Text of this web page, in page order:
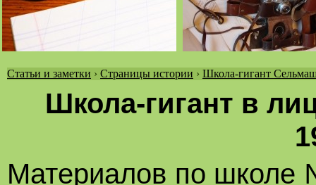
здесь
Статьи и заметки › Страницы истории › Школа-гигант
Школа-гигант в
Материалов по школе